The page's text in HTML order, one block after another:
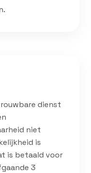
dienst
niet
is
is betaald voor
3